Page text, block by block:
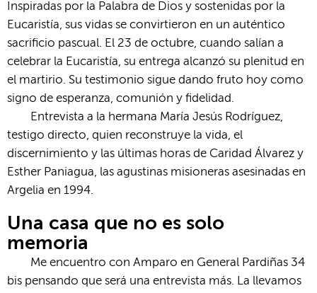
Inspiradas por la Palabra de Dios y sostenidas por la
Eucaristía, sus vidas se convirtieron en un auténtico
sacrificio pascual. El 23 de octubre, cuando salían a
celebrar la Eucaristía, su entrega alcanzó su plenitud en
el martirio. Su testimonio sigue dando fruto hoy como
signo de esperanza, comunión y fidelidad.
Entrevista a la hermana María Jesús Rodríguez,
testigo directo, quien reconstruye la vida, el
discernimiento y las últimas horas de Caridad Álvarez y
Esther Paniagua, las agustinas misioneras asesinadas en
Argelia en 1994.
Una casa que no es solo
memoria
Me encuentro con Amparo en General Pardiñas 34
bis pensando que será una entrevista más. La llevamos